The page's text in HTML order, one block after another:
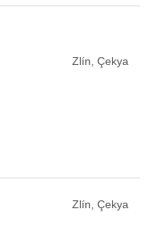
Zlín, Çekya
Zlín, Çekya